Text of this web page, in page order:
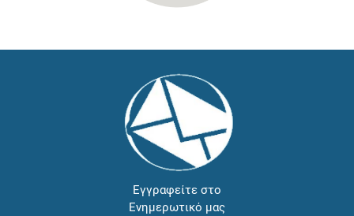
Εγγραφείτε στο
Ενημερωτικό μας